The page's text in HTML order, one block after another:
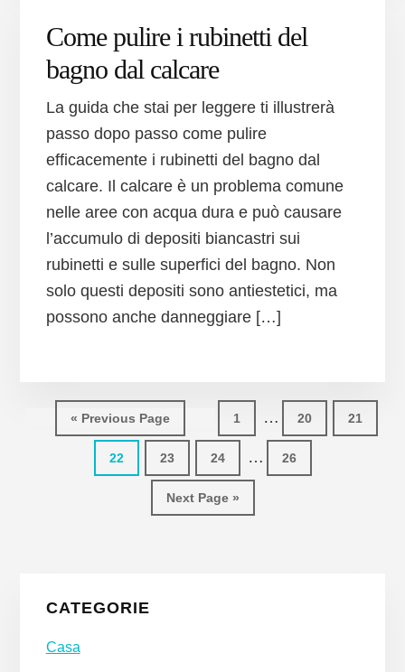
Come pulire i rubinetti del
bagno dal calcare
La guida che stai per leggere ti illustrerà
passo dopo passo come pulire
efficacemente i rubinetti del bagno dal
calcare. Il calcare è un problema comune
nelle aree con acqua dura e può causare
l’accumulo di depositi biancastri sui
rubinetti e sulle superfici del bagno. Non
solo questi depositi sono antiestetici, ma
possono anche danneggiare […]
« Go
to
Previous Page Page
1
Interim
pages
omitted
… Page
20 Page
21
Page
22 Page
23 Page
24
Interim
pages
… Page
26
Go
to
Next Page »
CATEGORIE
Casa